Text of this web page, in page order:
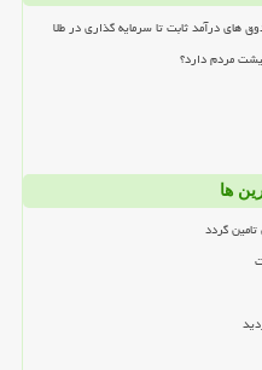
های درآمد ثابت تا سرمایه گذاری در طلا
ها
گردد